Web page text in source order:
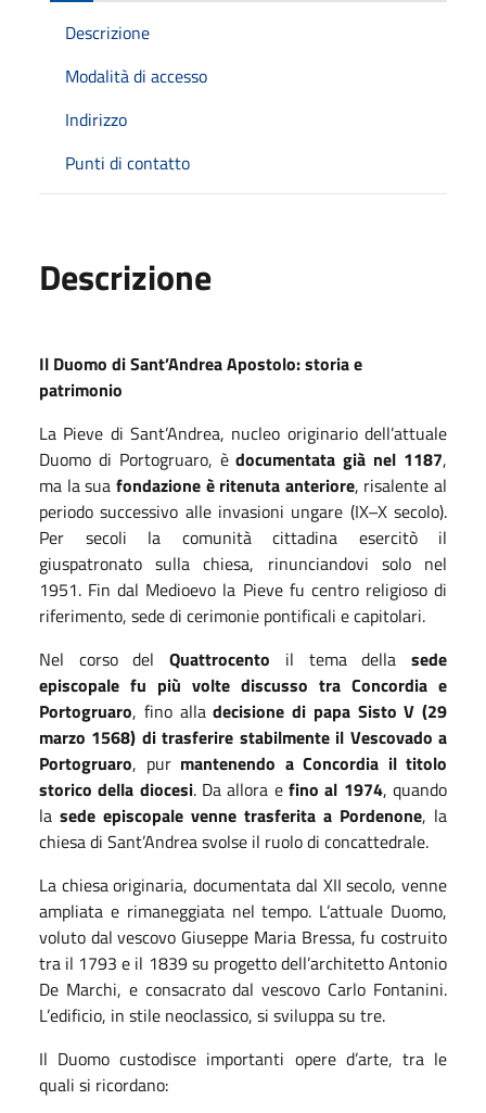
Descrizione
Modalità di accesso
Indirizzo
Punti di contatto
Descrizione
Il Duomo di Sant’Andrea Apostolo: storia e
patrimonio
La Pieve di Sant’Andrea, nucleo originario dell’attuale
Duomo di Portogruaro, èdocumentata già nel 1187,
ma la sua fondazione è ritenuta anteriore, risalente al
periodo successivo alle invasioni ungare (IX–X secolo).
Per secoli la comunità cittadina esercitò il
giuspatronato sulla chiesa, rinunciandovi solo nel
1951. Fin dal Medioevo la Pieve fu centro religioso di
riferimento, sede di cerimonie pontificali e capitolari.
Nel corso delQuattrocento il tema dellasede
episcopale fu più volte discusso tra Concordia e
Portogruaro, fino alladecisione di papa Sisto V (29
marzo 1568) di trasferire stabilmente il Vescovado a
Portogruaro, pur mantenendo a Concordia il titolo
storico della diocesi. Da allora efino al 1974, quando
la sede episcopale venne trasferita a Pordenone, la
chiesa di Sant’Andrea svolse il ruolo di concattedrale.
La chiesa originaria, documentata dal XII secolo, venne
ampliata e rimaneggiata nel tempo. L’attuale Duomo,
voluto dal vescovo Giuseppe Maria Bressa, fu costruito
tra il 1793 e il 1839 su progetto dell’architetto Antonio
De Marchi, e consacrato dal vescovo Carlo Fontanini.
L’edificio, in stile neoclassico, si sviluppa su tre.
Il Duomo custodisce importanti opere d’arte, tra le
quali si ricordano: